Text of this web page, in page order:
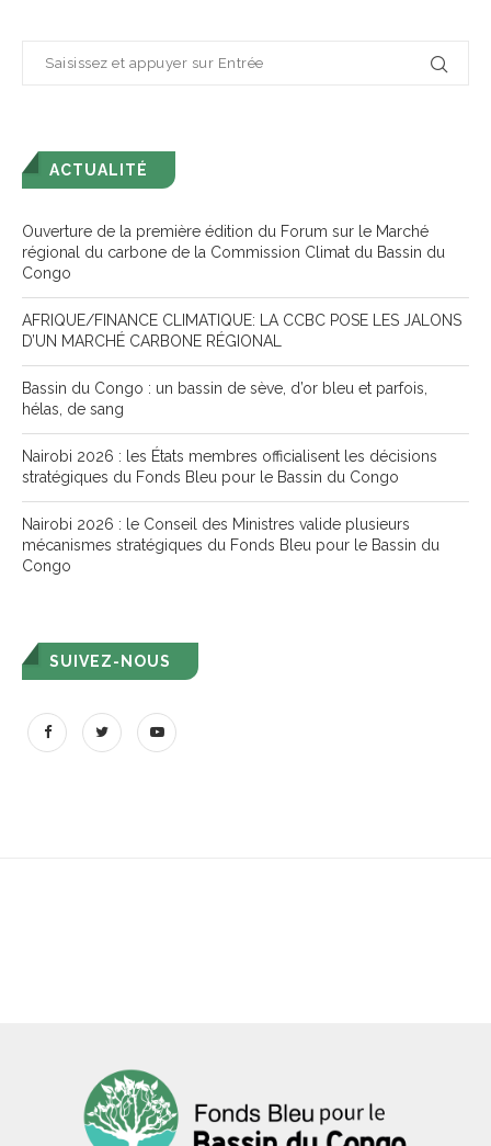
ACTUALITÉ
Ouverture de la première édition du Forum sur le Marché
régional du carbone de la Commission Climat du Bassin du
Congo
AFRIQUE/FINANCE CLIMATIQUE: LA CCBC POSE LES JALONS
D’UN MARCHÉ CARBONE RÉGIONAL
Bassin du Congo : un bassin de sève, d’or bleu et parfois,
hélas, de sang
Nairobi 2026 : les États membres officialisent les décisions
stratégiques du Fonds Bleu pour le Bassin du Congo
Nairobi 2026 : le Conseil des Ministres valide plusieurs
mécanismes stratégiques du Fonds Bleu pour le Bassin du
Congo
SUIVEZ-NOUS